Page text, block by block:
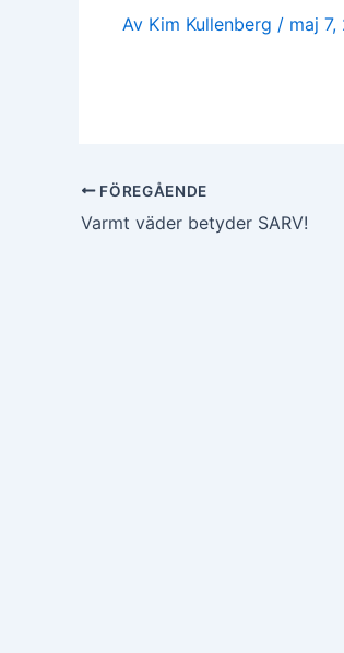
Av Kim Kullenberg / maj 7,
FÖREGÅENDE
Varmt väder betyder SARV!